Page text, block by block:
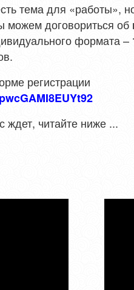
тема для «работы»,
можем договориться об
формата –
регистрации
ждет, читайте ниже ...